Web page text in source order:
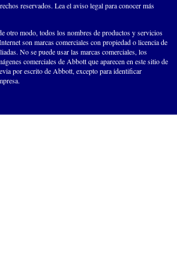
reservados. Lea el aviso legal para conocer más
otro modo, todos los nombres de productos y servicios
son marcas comerciales con propiedad o licencia de
No se puede usar las marcas comerciales, los
comerciales de Abbott que aparecen en este sitio de
por escrito de Abbott, excepto para identificar